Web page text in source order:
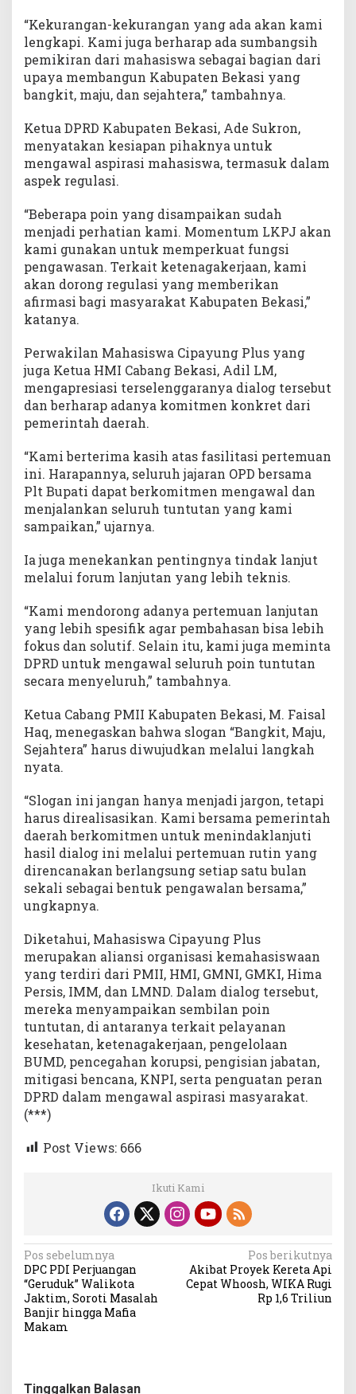
“Kekurangan-kekurangan yang ada akan kami
lengkapi. Kami juga berharap ada sumbangsih
pemikiran dari mahasiswa sebagai bagian dari
upaya membangun Kabupaten Bekasi yang
bangkit, maju, dan sejahtera,” tambahnya.
Ketua DPRD Kabupaten Bekasi, Ade Sukron,
menyatakan kesiapan pihaknya untuk
mengawal aspirasi mahasiswa, termasuk dalam
aspek regulasi.
“Beberapa poin yang disampaikan sudah
menjadi perhatian kami. Momentum LKPJ akan
kami gunakan untuk memperkuat fungsi
pengawasan. Terkait ketenagakerjaan, kami
akan dorong regulasi yang memberikan
afirmasi bagi masyarakat Kabupaten Bekasi,”
katanya.
Perwakilan Mahasiswa Cipayung Plus yang
juga Ketua HMI Cabang Bekasi, Adil LM,
mengapresiasi terselenggaranya dialog tersebut
dan berharap adanya komitmen konkret dari
pemerintah daerah.
“Kami berterima kasih atas fasilitasi pertemuan
ini. Harapannya, seluruh jajaran OPD bersama
Plt Bupati dapat berkomitmen mengawal dan
menjalankan seluruh tuntutan yang kami
sampaikan,” ujarnya.
Ia juga menekankan pentingnya tindak lanjut
melalui forum lanjutan yang lebih teknis.
“Kami mendorong adanya pertemuan lanjutan
yang lebih spesifik agar pembahasan bisa lebih
fokus dan solutif. Selain itu, kami juga meminta
DPRD untuk mengawal seluruh poin tuntutan
secara menyeluruh,” tambahnya.
Ketua Cabang PMII Kabupaten Bekasi, M. Faisal
Haq, menegaskan bahwa slogan “Bangkit, Maju,
Sejahtera” harus diwujudkan melalui langkah
nyata.
“Slogan ini jangan hanya menjadi jargon, tetapi
harus direalisasikan. Kami bersama pemerintah
daerah berkomitmen untuk menindaklanjuti
hasil dialog ini melalui pertemuan rutin yang
direncanakan berlangsung setiap satu bulan
sekali sebagai bentuk pengawalan bersama,”
ungkapnya.
Diketahui, Mahasiswa Cipayung Plus
merupakan aliansi organisasi kemahasiswaan
yang terdiri dari PMII, HMI, GMNI, GMKI, Hima
Persis, IMM, dan LMND. Dalam dialog tersebut,
mereka menyampaikan sembilan poin
tuntutan, di antaranya terkait pelayanan
kesehatan, ketenagakerjaan, pengelolaan
BUMD, pencegahan korupsi, pengisian jabatan,
mitigasi bencana, KNPI, serta penguatan peran
DPRD dalam mengawal aspirasi masyarakat.
(***)
Post Views: 666
Ikuti Kami
Navigasi
pos
Pos sebelumnya
DPC PDI Perjuangan
“Geruduk” Walikota
Jaktim, Soroti Masalah
Banjir hingga Mafia
Makam
Pos berikutnya
Akibat Proyek Kereta Api
Cepat Whoosh, WIKA Rugi
Rp 1,6 Triliun
Tinggalkan Balasan